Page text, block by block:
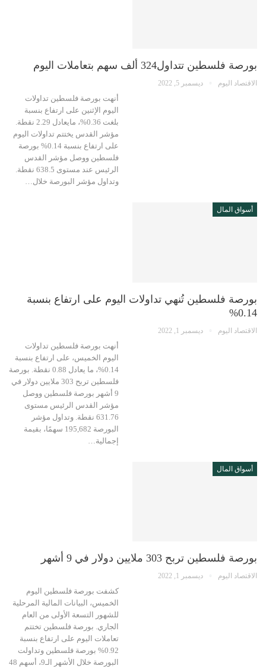
بورصة فلسطين تتداول324 ألف سهم بتعاملات اليوم
الاقتصاد اليوم ديسمبر 5, 2022
أنهت بورصة فلسطين تداولات
اليوم الإثنين على ارتفاع بنسبة
بلغت 0.36%، مايعادل 2.29 نقطة.
مؤشر القدس يختتم تداولات اليوم
على ارتفاع بنسبة 0.14% بورصة
فلسطين ووصل مؤشر القدس
الرئيس عند مستوى 638.5 نقطة.
وتداول مؤشر البورصة خلال…
أسواق المال
بورصة فلسطين تُنهي تداولات اليوم على ارتفاع بنسبة
0.14%
الاقتصاد اليوم ديسمبر 1, 2022
أنهت بورصة فلسطين تداولات
اليوم الخميس، على ارتفاع بنسبة
0.14%، ما يعادل 0.88 نقطة. بورصة
فلسطين تربح 303 ملايين دولار في
9 أشهر بورصة فلسطين ووصل
مؤشر القدس الرئيس مستوى
631.76 نقطة. وتداول مؤشر
البورصة 195,682 سهمًا، بقيمة
إجمالية…
أسواق المال
بورصة فلسطين تربح 303 ملايين دولار في 9 أشهر
الاقتصاد اليوم ديسمبر 1, 2022
كشفت بورصة فلسطين اليوم
الخميس، البيانات المالية المرحلية
للشهور التسعة الأولى من العام
الجاري. بورصة فلسطين تختتم
تعاملات اليوم على ارتفاع بنسبة
0.92% بورصة فلسطين وتداولت
البورصة خلال الأشهر الـ9، أسهم 48